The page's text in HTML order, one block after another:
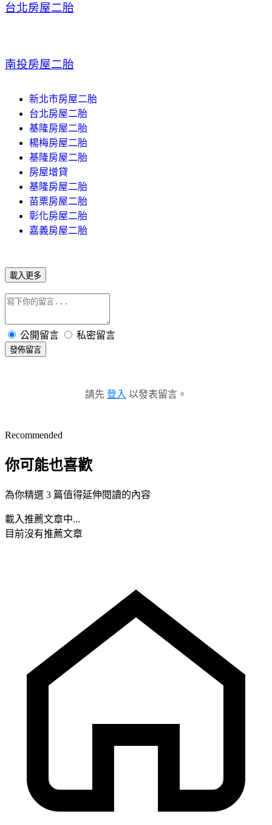
台北房屋二胎
南投房屋二胎
新北市房屋二胎
台北房屋二胎
基隆房屋二胎
楊梅房屋二胎
基隆房屋二胎
房屋增貸
基隆房屋二胎
苗栗房屋二胎
彰化房屋二胎
嘉義房屋二胎
載入更多
公開留言 私密留言
發佈留言
請先 登入 以發表留言。
Recommended
你可能也喜歡
為你精選 3 篇值得延伸閱讀的內容
載入推薦文章中...
目前沒有推薦文章